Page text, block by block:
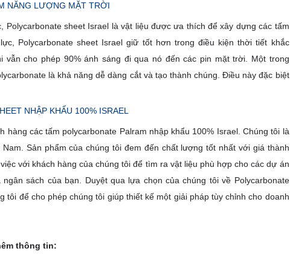
NĂNG LƯỢNG MẶT TRỜI
sheet Israel là vật liệu được ưa thích để xây dựng các tấm
Polycarbonate sheet Israel giữ tốt hơn trong điều kiện thời tiết khắc
vẫn cho phép 90% ánh sáng đi qua nó đến các pin mặt trời. Một trong
là khả năng dễ dàng cắt và tạo thành chúng. Điều này đặc biệt
NHẬP KHẨU 100% ISRAEL
hàng các tấm polycarbonate Palram nhập khẩu 100% Israel. Chúng tôi là
Sản phẩm của chúng tôi đem đến chất lượng tốt nhất với giá thành
với khách hàng của chúng tôi để tìm ra vật liệu phù hợp cho các dự án
sách của bạn. Duyệt qua lựa chọn của chúng tôi về Polycarbonate
tôi để cho phép chúng tôi giúp thiết kế một giải pháp tùy chỉnh cho doanh
thông tin: